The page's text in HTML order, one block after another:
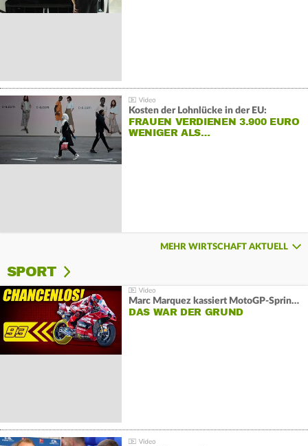
Kosten der Lohnlücke in der EU:
FRAUEN VERDIENEN 3.900 EURO
WENIGER ALS…
MEHR WIRTSCHAFT AKTUELL
SPORT
Marc Marquez kassiert MotoGP-Sprint-Schlappe:
DAS WAR DER GRUND